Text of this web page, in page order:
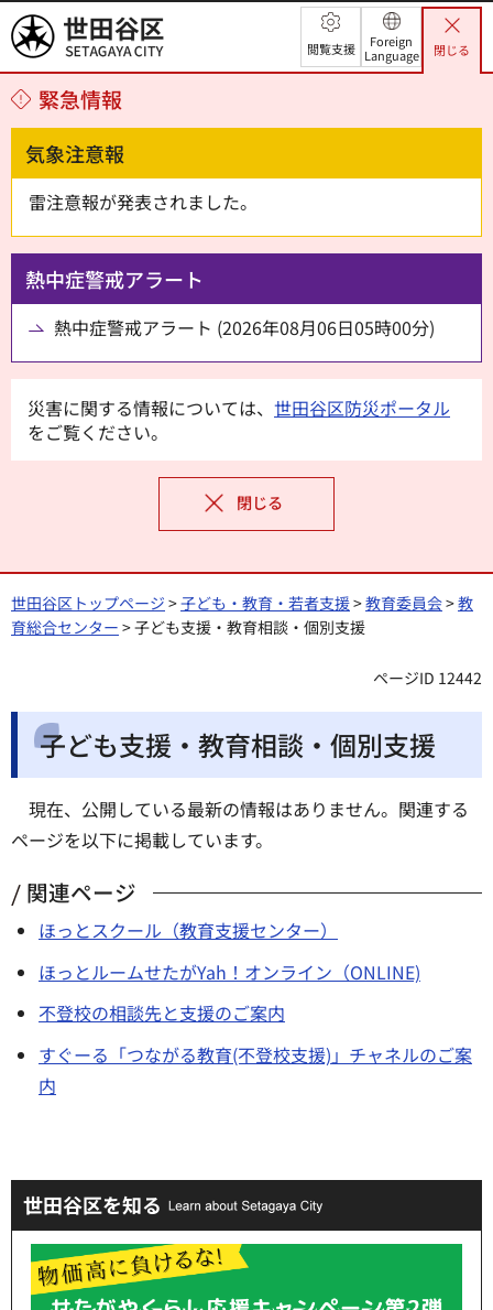
世田谷区 閲覧支援
Foreign
Language
閉じる
緊急情報
気象注意報
雷注意報が発表されました。
熱中症警戒アラート
熱中症警戒アラート (2026年08月06日05時00分)
災害に関する情報については、 世田谷区防災ポータル
をご覧ください。
閉じる
世田谷区トップページ >子ども・教育・若者支援>教育委員会>教
育総合センター > 子ども支援・教育相談・個別支援
ページID 12442
子ども支援・教育相談・個別支援
現在、公開している最新の情報はありません。関連する
ページを以下に掲載しています。
関連ページ
ほっとスクール（教育支援センター）
ほっとルームせたがYah！オンライン（ONLINE)
不登校の相談先と支援のご案内
すぐーる「つながる教育(不登校支援)」チャネルのご案
内
世田谷区を知る